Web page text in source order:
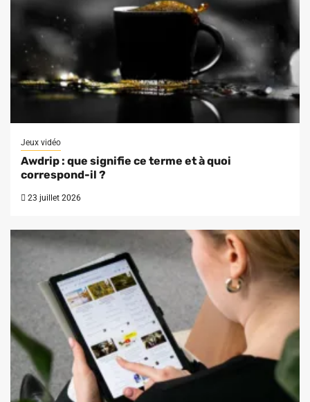
Jeux vidéo
Awdrip : que signifie ce terme et à quoi
correspond-il ?
23 juillet 2026